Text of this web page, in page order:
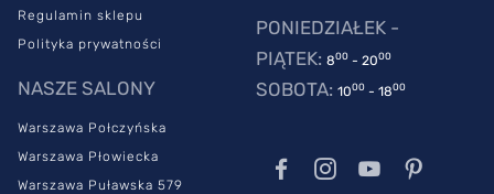
Regulamin sklepu
Polityka prywatności
NASZE SALONY
Warszawa Połczyńska
Warszawa Płowiecka
Warszawa Puławska 579
PONIEDZIAŁEK -
PIĄTEK: 800 - 2000
SOBOTA: 1000 - 1800